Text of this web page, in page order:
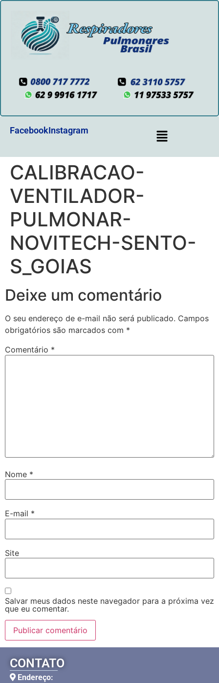
FacebookInstagram
CALIBRACAO-
VENTILADOR-
PULMONAR-
NOVITECH-SENTO-
S_GOIAS
Deixe um comentário
O seu endereço de e-mail não será publicado. Campos
obrigatórios são marcados com *
Comentário *
Nome *
E-mail *
Site
Salvar meus dados neste navegador para a próxima vez
que eu comentar.
CONTATO
Endereço: